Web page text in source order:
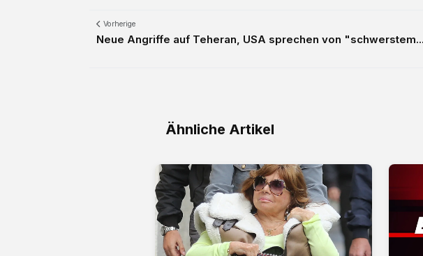
Vorherige
Neue Angriffe auf Teheran, USA sprechen von "schwerstem...
Ähnliche Artikel